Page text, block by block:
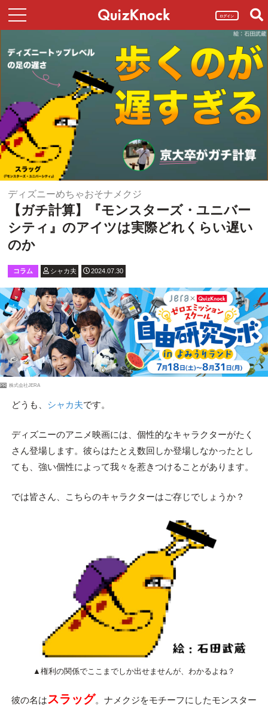
ログイン
ディズニーめちゃおそナメクジ
【ガチ計算】『モンスターズ・ユニバー
シティ』のアイツは実際どれくらい遅い
のか
コラム シャカ夫 2024.07.30
PR 株式会社JERA
どうも、 シャカ夫です。
ディズニーのアニメ映画には、個性的なキャラクターがたく
さん登場します。彼らはたとえ数回しか登場しなかったとし
ても、強い個性によって我々を惹きつけることがあります。
では皆さん、こちらのキャラクターはご存じでしょうか？
▲権利の関係でここまでしか出せませんが、わかるよね？
彼の名はスラッグ。ナメクジをモチーフにしたモンスター